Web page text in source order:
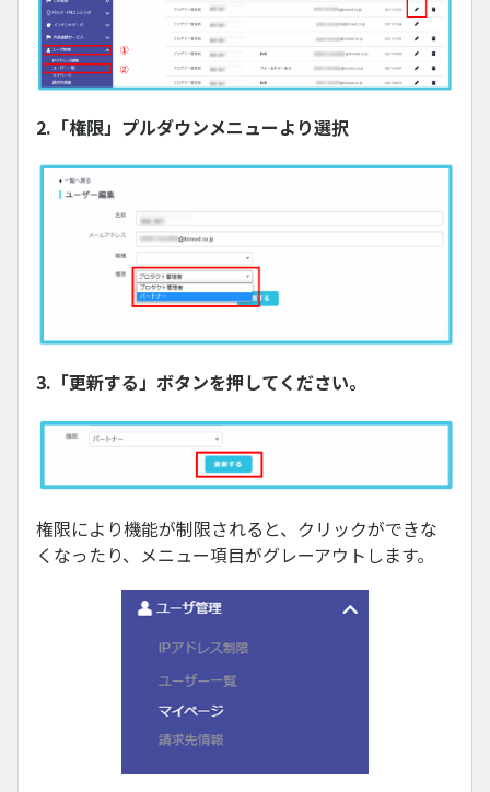
2.「権限」プルダウンメニューより選択
3.「更新する」ボタンを押してください。
権限により機能が制限されると、クリックができな
くなったり、メニュー項目がグレーアウトします。